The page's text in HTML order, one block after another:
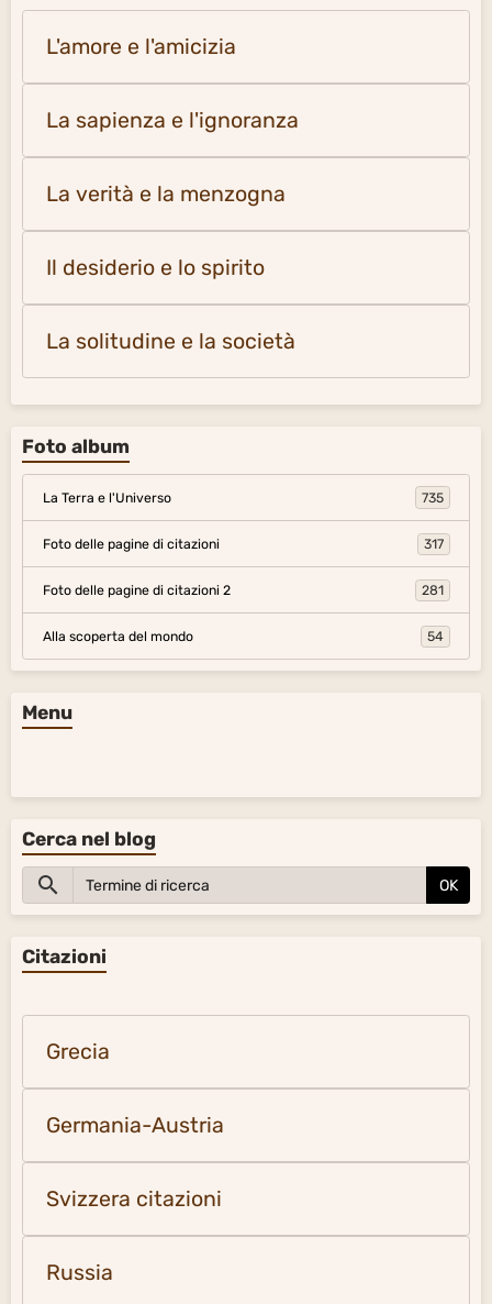
L'amore e l'amicizia
La sapienza e l'ignoranza
La verità e la menzogna
Il desiderio e lo spirito
La solitudine e la società
Foto album
La Terra e l'Universo 735
Foto delle pagine di citazioni 317
Foto delle pagine di citazioni 2 281
Alla scoperta del mondo 54
Menu
Cerca nel blog
OK
Citazioni
Grecia
Germania-Austria
Svizzera citazioni
Russia